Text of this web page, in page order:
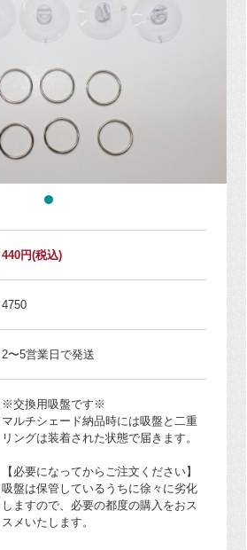
440円(税込)
4750
2〜5営業日で発送
※交換用吸盤です※
マルチシェード納品時には吸盤と二重
リングは装着された状態で届きます。
【必要になってからご注文ください】
吸盤は保管しているうちに徐々に劣化
しますので、必要の都度の購入をおス
スメいたします。